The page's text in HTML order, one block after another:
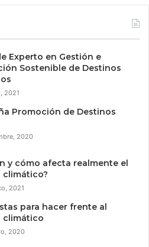
Experto en Gestión e
Sostenible de Destinos
2021
Promoción de Destinos
2020
y cómo afecta realmente el
climático?
2021
para hacer frente al
climático
2020